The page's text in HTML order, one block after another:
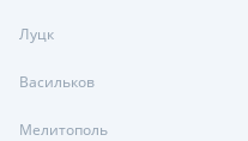
Луцк
Васильков
Мелитополь